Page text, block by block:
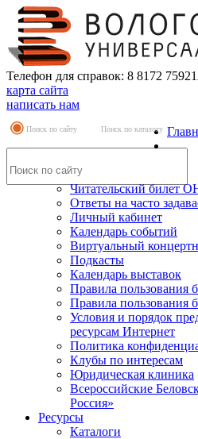
Телефон для справок: 8 8172
карта сайта
написать нам
Поиск по сайту Поиск по каталогу
Читательский билет
Ответы на часто
Личный кабинет
Календарь событий
Виртуальный
Подкасты
Календарь выставок
Правила пользования
Правила пользования
Условия и порядок
ресурсам Интернет
Политика
Клубы по интересам
Юридическая клиника
Всероссийские
Россия»
Ресурсы
Каталоги